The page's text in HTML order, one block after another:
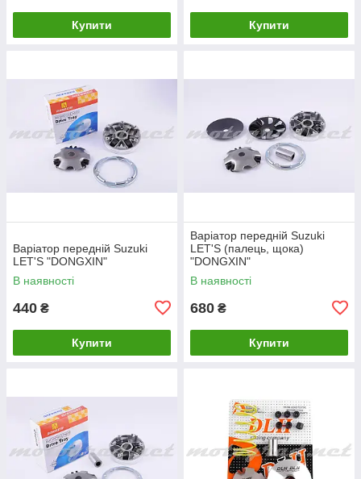
Купити Купити
Варіатор передній Suzuki
LET'S "DONGXIN"
В наявності
440 ₴
Купити
Варіатор передній Suzuki
LET'S (палець, щока)
"DONGXIN"
В наявності
680 ₴
Купити